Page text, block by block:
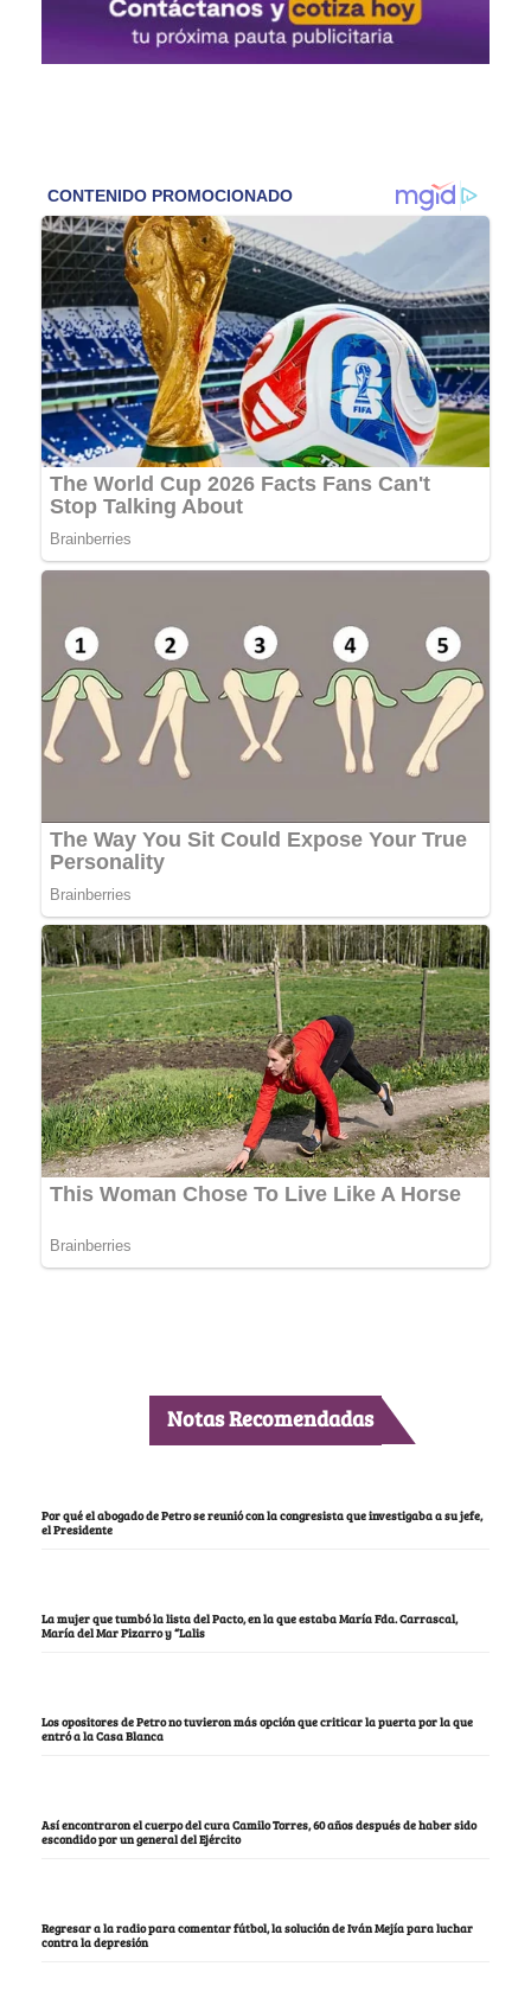
Notas Recomendadas
Por qué el abogado de Petro se reunió con la congresista que investigaba a su jefe,
el Presidente
La mujer que tumbó la lista del Pacto, en la que estaba María Fda. Carrascal,
María del Mar Pizarro y “Lalis
Los opositores de Petro no tuvieron más opción que criticar la puerta por la que
entró a la Casa Blanca
Así encontraron el cuerpo del cura Camilo Torres, 60 años después de haber sido
escondido por un general del Ejército
Regresar a la radio para comentar fútbol, la solución de Iván Mejía para luchar
contra la depresión